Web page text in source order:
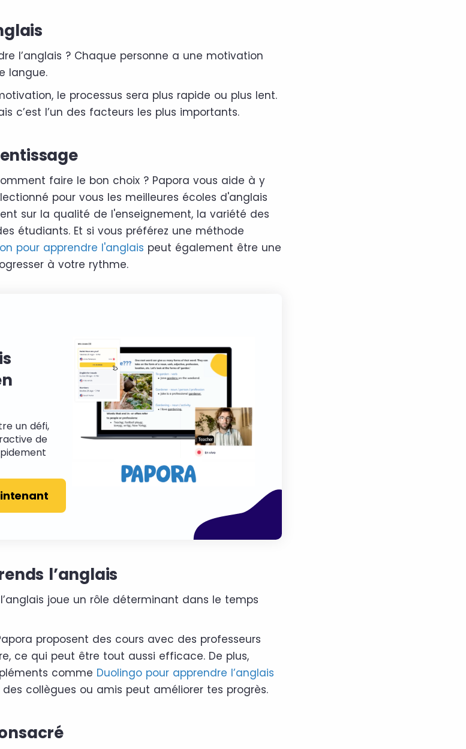
l’anglais ? Chaque personne a une motivation
langue.
le processus sera plus rapide ou plus lent.
c’est l’un des facteurs les plus importants.
faire le bon choix ? Papora vous aide à y
pour vous les meilleures écoles d'anglais
sur la qualité de l'enseignement, la variété des
étudiants. Et si vous préférez une méthode
pour apprendre l'anglais peut également être une
à votre rythme.
un défi,
de
l’anglais
joue un rôle déterminant dans le temps
proposent des cours avec des professeurs
ce qui peut être tout aussi efficace. De plus,
comme Duolingo pour apprendre l’anglais
collègues ou amis peut améliorer tes progrès.